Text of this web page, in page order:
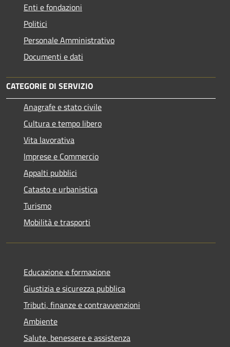
Enti e fondazioni
Politici
Personale Amministrativo
Documenti e dati
CATEGORIE DI SERVIZIO
Anagrafe e stato civile
Cultura e tempo libero
Vita lavorativa
Imprese e Commercio
Appalti pubblici
Catasto e urbanistica
Turismo
Mobilità e trasporti
Educazione e formazione
Giustizia e sicurezza pubblica
Tributi, finanze e contravvenzioni
Ambiente
Salute, benessere e assistenza